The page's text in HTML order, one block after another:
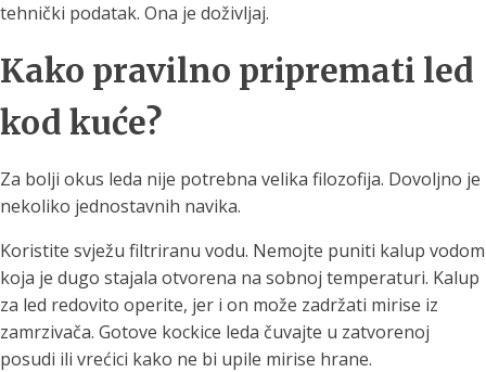
tehnički podatak. Ona je doživljaj.
Kako pravilno pripremati led
kod kuće?
Za bolji okus leda nije potrebna velika filozofija. Dovoljno je
nekoliko jednostavnih navika.
Koristite svježu filtriranu vodu. Nemojte puniti kalup vodom
koja je dugo stajala otvorena na sobnoj temperaturi. Kalup
za led redovito operite, jer i on može zadržati mirise iz
zamrzivača. Gotove kockice leda čuvajte u zatvorenoj
posudi ili vrećici kako ne bi upile mirise hrane.